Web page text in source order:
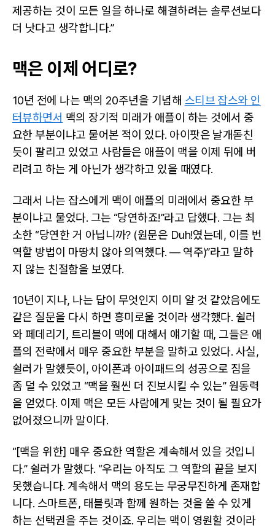
제공하는 것이 모든 일을 하나로 해결하려는 솔루션보다
더 낫다고 생각합니다.”
맥은 이제 어디로?
10년 전에 나는 맥의 20주년을 기념해 스티브 잡스와 인
터뷰하면서 맥의 장기적 미래가 애플이 하는 것에서 중
요한 부분이냐고 물어본 적이 있다. 아이팟은 날개돋친
듯이 팔리고 있었고 사람들은 애플이 맥을 이제 뒤에 버
리려고 하는 게 아닌가 생각하고 있을 때였다.
그래서 나는 잡스에게 맥이 애플의 미래에서 중요한 부
분이냐고 물었다. 그는 “당연하죠!”라고 답했다. 그는 최
소한 “당연한 거 아닙니까? (원문은 Duh!였는데, 이를 번
역할 방법이 마땅치 않아 의역했다. — 역주)”라고 말하
지 않는 친절함을 보였다.
10년이 지나, 나는 답이 무엇인지 이미 알 것 같았음에도
같은 질문을 다시 하면 흥미로울 것이라 생각했다. 쉴러
와 페데리기, 트리블이 맥에 대해서 얘기할 때, 그들은 애
플의 전략에서 매우 중요한 부분을 말하고 있었다. 사실,
쉴러가 말했듯이, 아이폰과 아이패드의 성공으로 짐을
좀 덜 수 있었고 “맥을 훨씬 더 진보시킬 수 있는” 원동력
을 얻었다. 이제 맥은 모든 사람에게 맞는 것이 될 필요가
없어졌으니까 말이다.
“[맥을 위한] 매우 중요한 역할은 계속해서 있을 것입니
다.” 쉴러가 말했다. “우리는 아직도 그 역할의 끝을 보지
못했습니다. 계속해서 맥의 용도는 무궁무진하게 존재합
니다. 스마트폰, 태블릿과 함께 원하는 것을 쓸 수 있게
하는 선택권을 주는 것이죠. 우리는 맥이 영원할 것이라